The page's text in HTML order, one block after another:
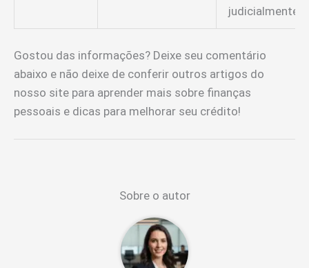
judicialmente
Gostou das informações? Deixe seu comentário
abaixo e não deixe de conferir outros artigos do
nosso site para aprender mais sobre finanças
pessoais e dicas para melhorar seu crédito!
Sobre o autor